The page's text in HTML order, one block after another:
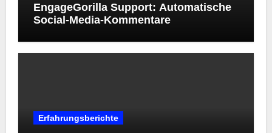
EngageGorilla Support: Automatische
Social-Media-Kommentare
Erfahrungsberichte